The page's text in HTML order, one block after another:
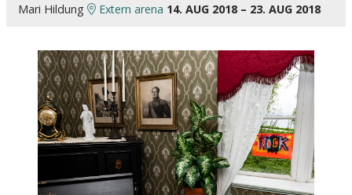
Mari Hildung Extern arena 14. AUG 2018 – 23. AUG 2018